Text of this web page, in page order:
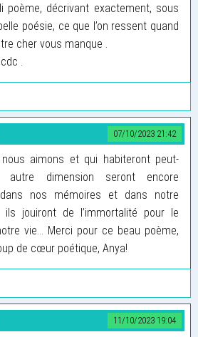
poème, décrivant exactement, sous
poésie, ce que l’on ressent quand
cher vous manque .
.
07/10/2023 21:42
nous aimons et qui habiteront peut-
autre dimension seront encore
nos mémoires et dans notre
ils jouiront de l’immortalité pour le
vie… Merci pour ce beau poème,
de cœur poétique, Anya!
11/10/2023 19:04